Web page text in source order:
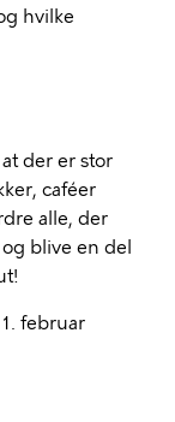
hvilke
der er stor
caféer
alle, der
blive en del
februar